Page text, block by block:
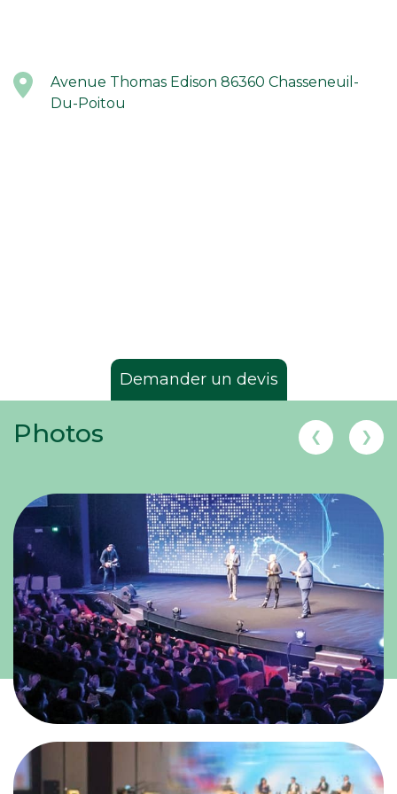
Avenue Thomas Edison 86360 Chasseneuil-
Du-Poitou
Demander un devis
Demander un devis
Photos ❮ ❯